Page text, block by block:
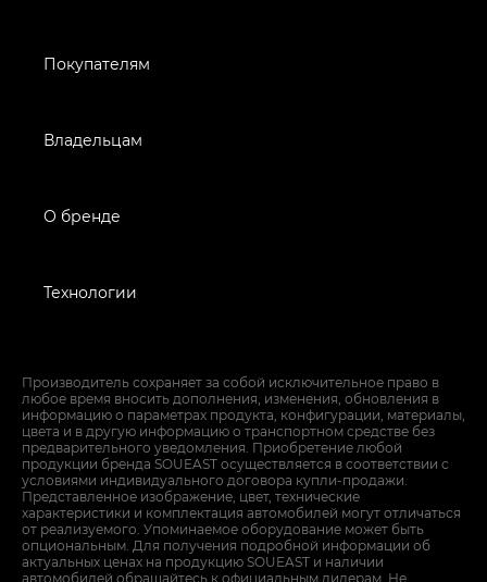
Покупателям
Владельцам
О бренде
Технологии
Производитель сохраняет за собой исключительное право в
любое время вносить дополнения, изменения, обновления в
информацию о параметрах продукта, конфигурации, материалы,
цвета и в другую информацию о транспортном средстве без
предварительного уведомления. Приобретение любой
продукции бренда SOUEAST осуществляется в соответствии с
условиями индивидуального договора купли-продажи.
Представленное изображение, цвет, технические
характеристики и комплектация автомобилей могут отличаться
от реализуемого. Упоминаемое оборудование может быть
опциональным. Для получения подробной информации об
актуальных ценах на продукцию SOUEAST и наличии
автомобилей обращайтесь к официальным дилерам. Не